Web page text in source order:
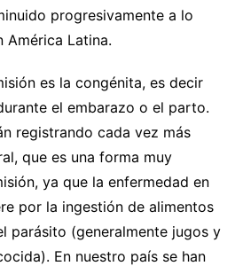
progresivamente a lo
América Latina.
es la congénita, es decir
el embarazo o el parto.
registrando cada vez más
que es una forma muy
ya que la enfermedad en
por la ingestión de alimentos
parásito (generalmente jugos y
En nuestro país se han